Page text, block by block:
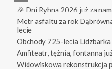
🎉 Dni Rybna 2026 już za
Metr asfaltu za rok
lecie
Obchody 725-lecia Lidzbarka
Amfiteatr, tężnia, fontanna
Widowiskowa rekonstrukcja